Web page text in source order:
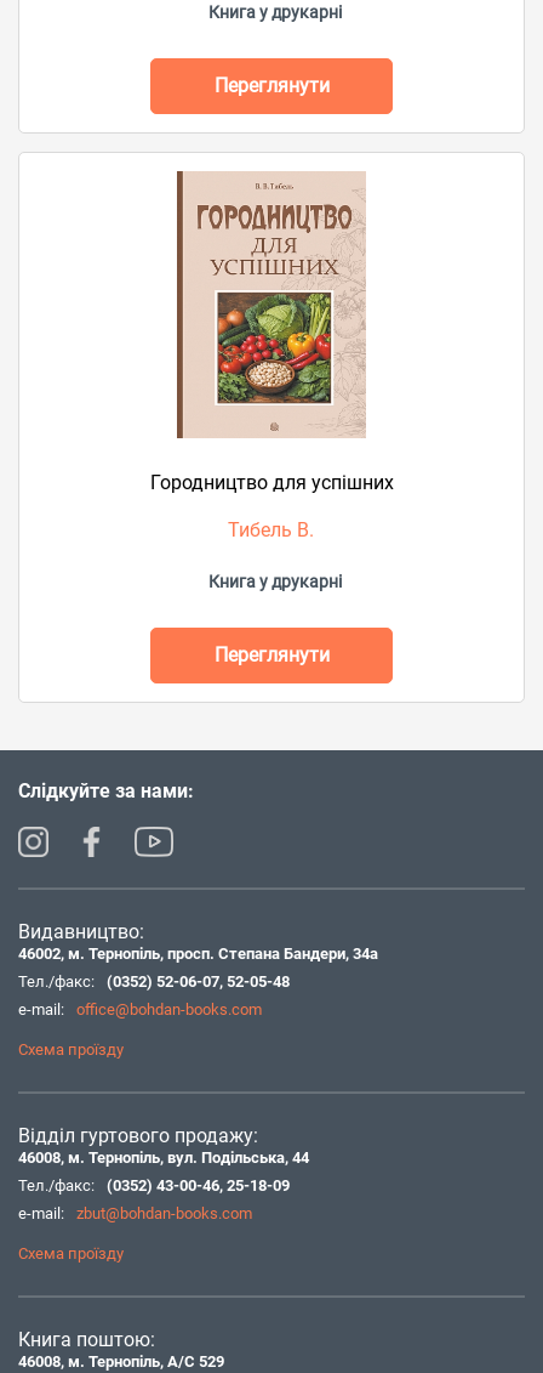
Книга у друкарні
Переглянути
Городництво для успішних
Тибель В.
Книга у друкарні
Переглянути
Слідкуйте за нами:
Видавництво:
46002, м. Тернопіль, просп. Степана Бандери, 34а
Тел./факс:
(0352) 52-06-07, 52-05-48
e-mail:
office@bohdan-books.com
Схема проїзду
Відділ гуртового продажу:
46008, м. Тернопіль, вул. Подільська, 44
Тел./факс:
(0352) 43-00-46, 25-18-09
e-mail:
zbut@bohdan-books.com
Схема проїзду
Книга поштою:
46008, м. Тернопіль, А/С 529